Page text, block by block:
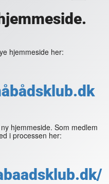
hjemmeside her:
hjemmeside. Som medlem
i processen her: